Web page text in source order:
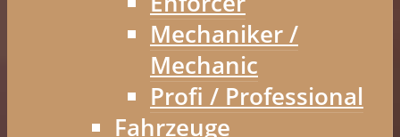
Mechaniker /
Mechanic
Profi / Professional
Fahrzeuge